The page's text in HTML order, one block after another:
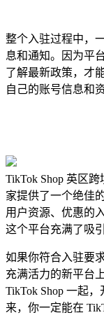
整个入驻过程中，
息和通知。因为平
了解最新政策，才
自己的账号信息和
TikTok Shop 英区
家提供了一个绝佳
用户资源、优惠的
这个平台充满了吸引
如果你符合入驻要
充满活力的新平台
TikTok Shop 一起
来，你一定能在